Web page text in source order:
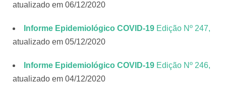
atualizado em 06/12/2020
Informe Epidemiológico COVID-19 Edição Nº 247,
atualizado em 05/12/2020
Informe Epidemiológico COVID-19 Edição Nº 246,
atualizado em 04/12/2020